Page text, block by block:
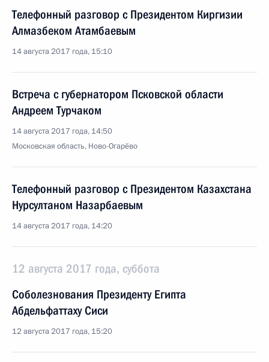
Телефонный разговор с Президентом Киргизии
Алмазбеком Атамбаевым
14 августа 2017 года, 15:10
Встреча с губернатором Псковской области
Андреем Турчаком
14 августа 2017 года, 14:50
Московская область, Ново-Огарёво
Телефонный разговор с Президентом Казахстана
Нурсултаном Назарбаевым
14 августа 2017 года, 14:20
12 августа 2017 года, суббота
Соболезнования Президенту Египта
Абдельфаттаху Сиси
12 августа 2017 года, 15:20